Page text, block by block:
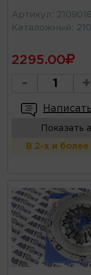
Артикул :
Каталожный :
2295.00
- +
Показать
В 2-х и более